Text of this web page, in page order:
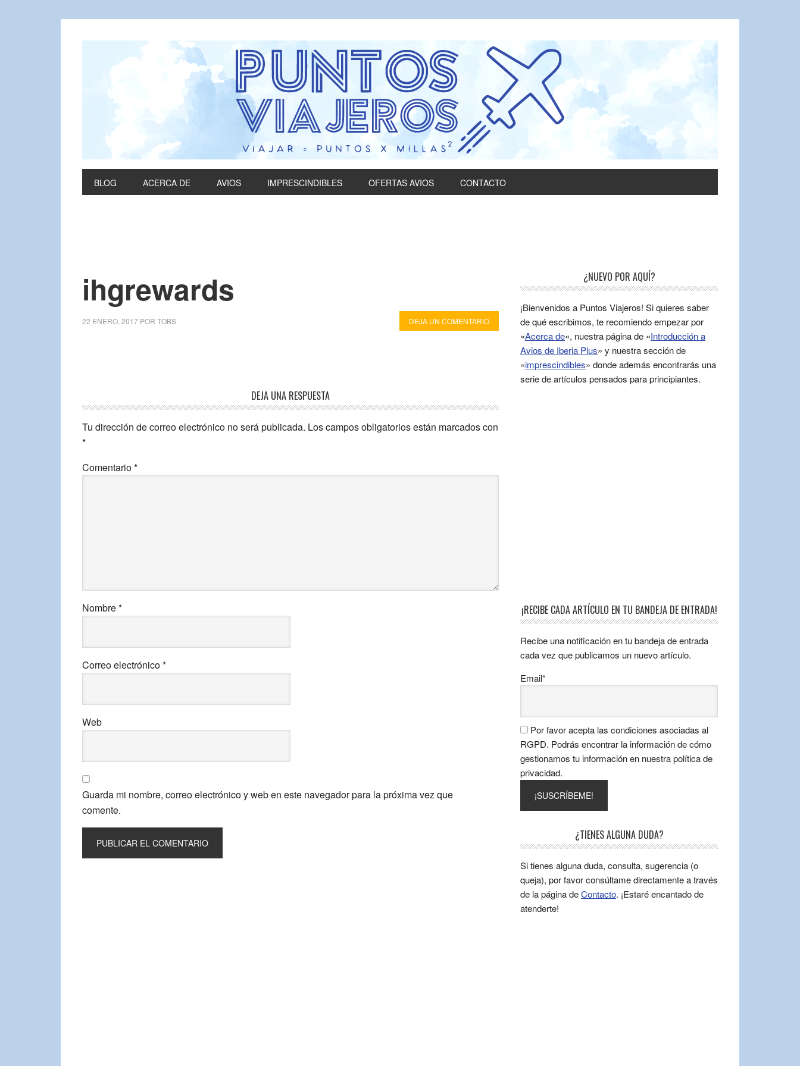
BLOG ACERCA DE AVIOS IMPRESCINDIBLES OFERTAS AVIOS CONTACTO
ihgrewards
22 ENERO, 2017 POR TOBS DEJA UN COMENTARIO
DEJA UNA RESPUESTA
Tu dirección de correo electrónico no será publicada. Los campos obligatorios están marcados con
*
Comentario*
Nombre*
Correo electrónico*
Web
Guarda mi nombre, correo electrónico y web en este navegador para la próxima vez que
comente.
¿NUEVO POR AQUÍ?
¡Bienvenidos a Puntos Viajeros! Si quieres saber
de qué escribimos, te recomiendo empezar por
«Acerca de«, nuestra página de «Introducción a
Avios de Iberia Plus» y nuestra sección de
«imprescindibles» donde además encontrarás una
serie de artículos pensados para principiantes.
¡RECIBE CADA ARTÍCULO EN TU BANDEJA DE ENTRADA!
Recibe una notificación en tu bandeja de entrada
cada vez que publicamos un nuevo artículo.
Email*
Por favor acepta las condiciones asociadas al
RGPD. Podrás encontrar la información de cómo
gestionamos tu información en nuestra política de
privacidad.
¿TIENES ALGUNA DUDA?
Si tienes alguna duda, consulta, sugerencia (o
queja), por favor consúltame directamente a través
de la página deContacto. ¡Estaré encantado de
atenderte!